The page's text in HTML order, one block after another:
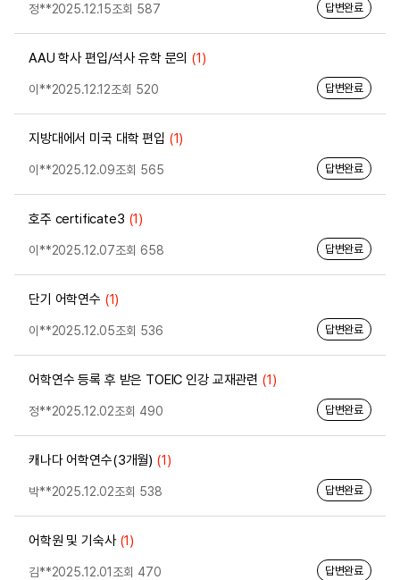
정**2025.12.15조회 587 답변완료
AAU 학사 편입/석사 유학 문의 (1)
이**2025.12.12조회 520 답변완료
지방대에서 미국 대학 편입 (1)
이**2025.12.09조회 565 답변완료
호주 certificate3 (1)
이**2025.12.07조회 658 답변완료
단기 어학연수 (1)
이**2025.12.05조회 536 답변완료
어학연수 등록 후 받은 TOEIC 인강 교재관련 (1)
정**2025.12.02조회 490 답변완료
캐나다 어학연수(3개월) (1)
박**2025.12.02조회 538 답변완료
어학원 및 기숙사 (1)
김**2025.12.01 조회 470 답변완료